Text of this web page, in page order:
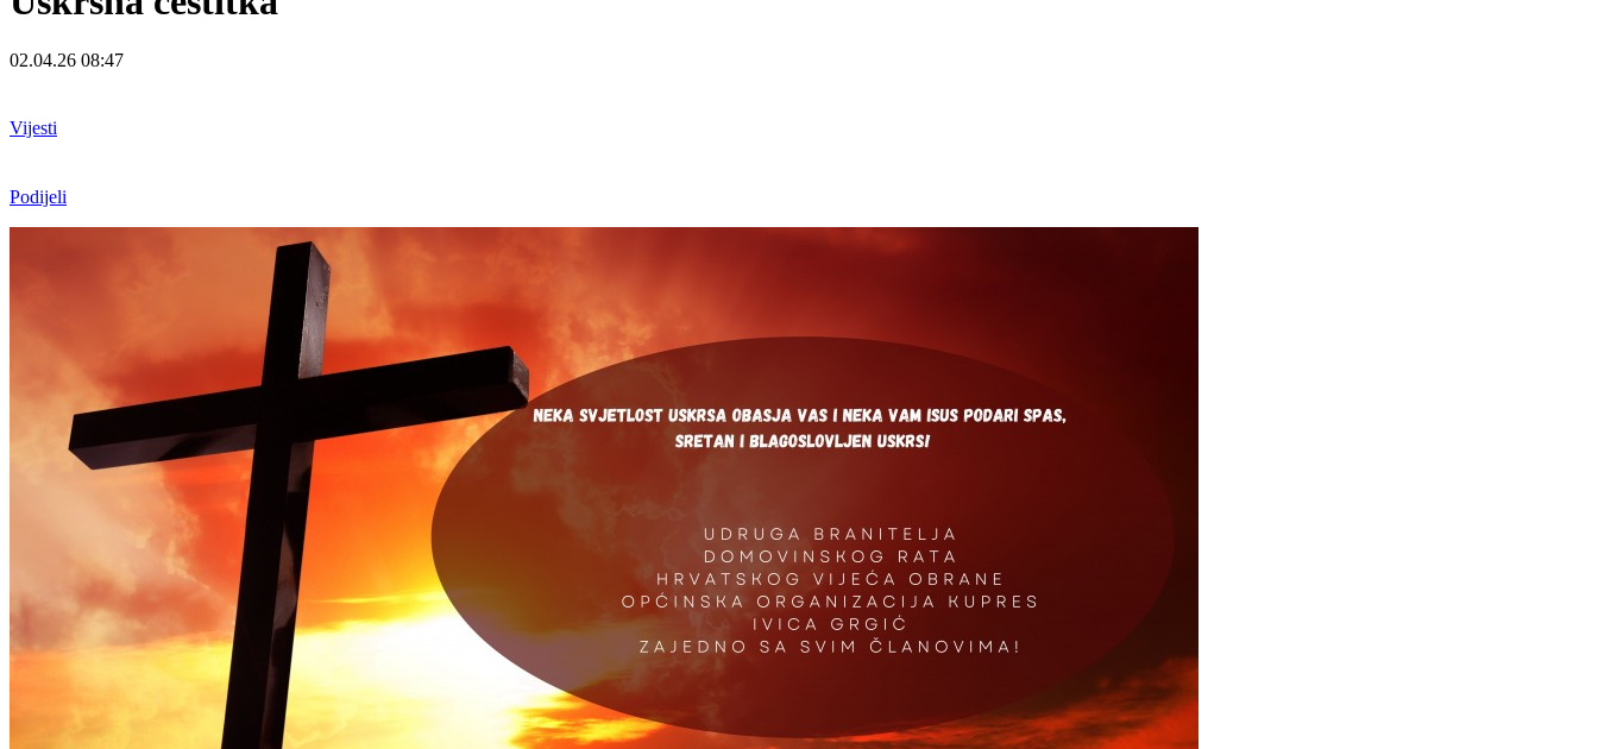
02.04.26 08:47
Vijesti
Podijeli